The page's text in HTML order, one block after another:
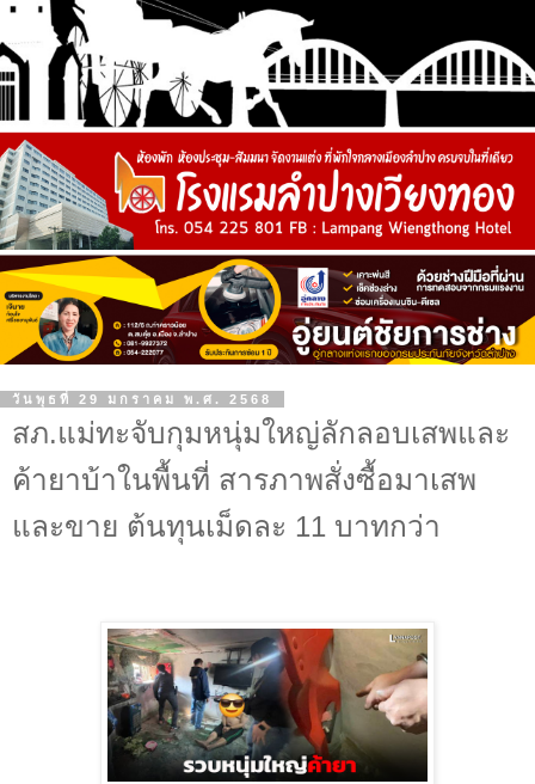
วันพุธที่ 29 มกราคม พ.ศ. 2568
สภ.แม่ทะจับกุมหนุ่มใหญ่ลักลอบเสพและ
ค้ายาบ้าในพื้นที่ สารภาพสั่งซื้อมาเสพ
และขาย ต้นทุนเม็ดละ 11 บาทกว่า